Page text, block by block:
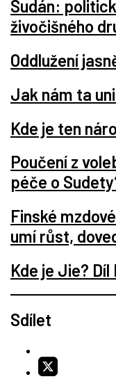
Sudán:
živočišného
Oddlužení
Jak nám ta
Kde je ten
Poučení z
péče o
Finské
umí růst,
Kde je Jie? Díl
Sdílet